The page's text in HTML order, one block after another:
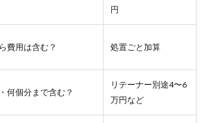
円
費用は含む？ 処置ごと加算
何個分まで含む？
リテーナー別途4〜6
万円など